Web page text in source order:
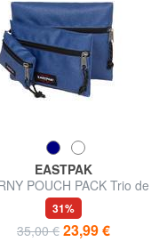
EASTPAK
POUCH PACK Trio de
sachets apporte tout
31%
35,00 € 23,99 €